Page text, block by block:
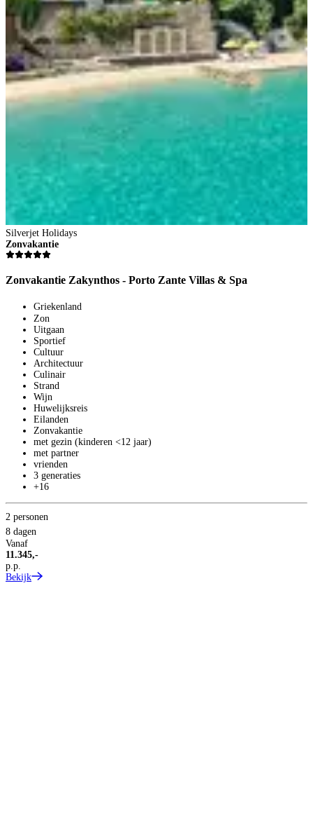
Silverjet Holidays
Zonvakantie
Zonvakantie Zakynthos - Porto Zante Villas & Spa
Griekenland
Zon
Uitgaan
Sportief
Cultuur
Architectuur
Culinair
Strand
Wijn
Huwelijksreis
Eilanden
Zonvakantie
met gezin (kinderen <12 jaar)
met partner
vrienden
3 generaties
+16
2 personen
8 dagen
Vanaf
11.345,-
p.p.
Bekijk